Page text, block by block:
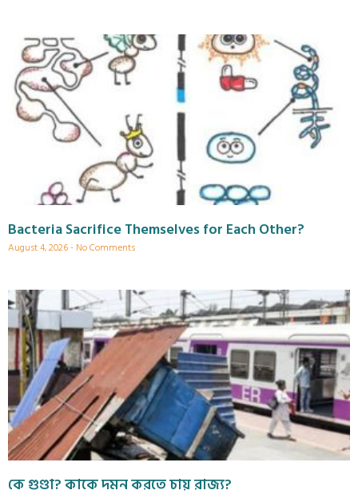
Bacteria Sacrifice Themselves for Each Other?
August 4, 2026 No Comments
কে গুণ্ডা? কাকে দমন করতে চায় রাজ্য?